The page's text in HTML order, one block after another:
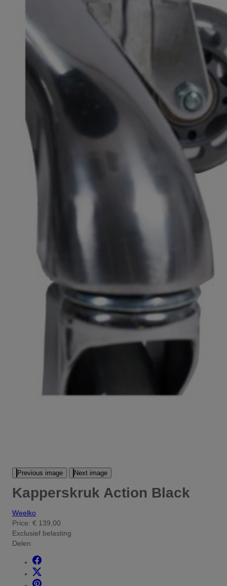
Previous image Next image
Kapperskruk Action Black
Weelko
Price: € 139,00
Exclusief belasting
Delen